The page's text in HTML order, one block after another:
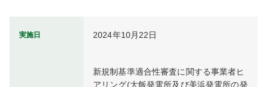
実施日 2024年10月22日
新規制基準適合性審査に関する事業者ヒ
アリング(大飯発電所及び美浜発電所の発